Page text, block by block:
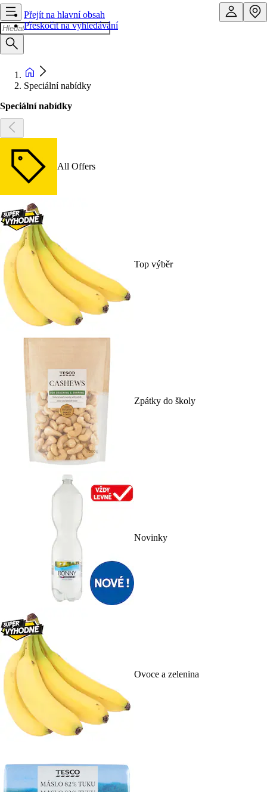
Přejít na hlavní obsah
Přeskočit na vyhledávání
Speciální nabídky
Speciální nabídky
All Offers
Top výběr
Zpátky do školy
Novinky
Ovoce a zelenina